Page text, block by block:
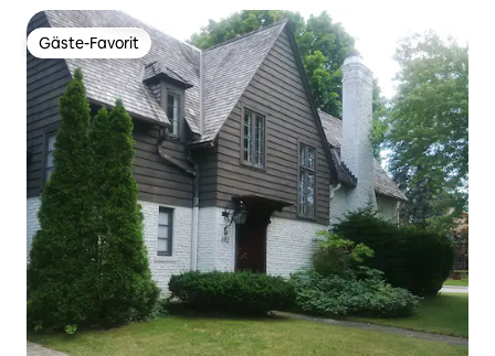
Gäste-Favorit
Gäste-Favorit